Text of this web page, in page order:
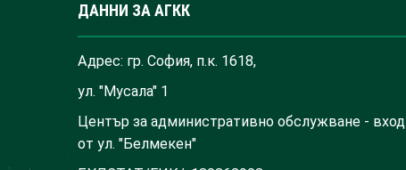
ДАННИ ЗА АГКК
Адрес: гр. София, п.к. 1618,
ул. "Мусала" 1
Център за административно обслужване - вход
от ул. "Белмекен"